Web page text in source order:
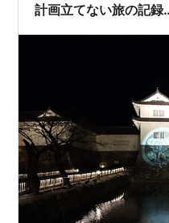
計画立てない旅の記